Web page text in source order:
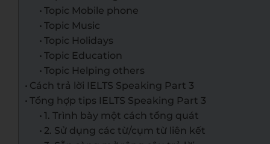
Topic Mobile phone
Topic Music
Topic Holidays
Topic Education
Topic Helping others
Cách trả lời IELTS Speaking Part 3
Tổng hợp tips IELTS Speaking Part 3
1. Trình bày một cách tổng quát
2. Sử dụng các từ/cụm từ liên kết